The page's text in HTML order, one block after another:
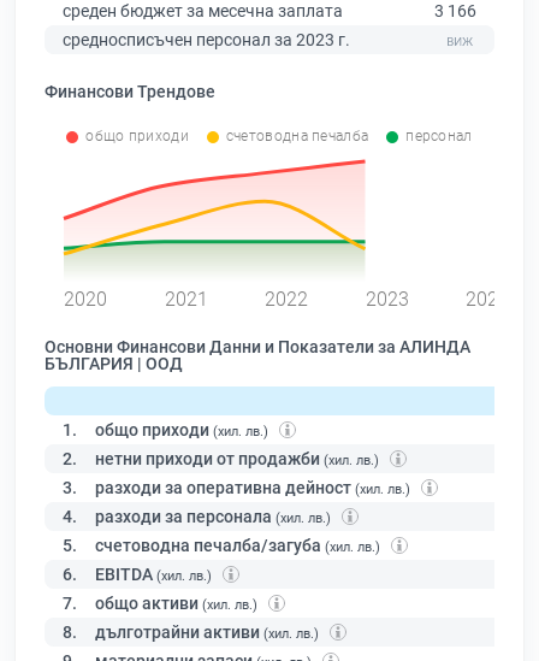
среден бюджет за месечна заплата
3 166
средносписъчен персонал за 2023 г.
Финансови Трендове
общо приходи счетоводна печалба персонал
2020 2021 2022 2023 2024
Основни Финансови Данни и Показатели за АЛИНДА
БЪЛГАРИЯ | ООД
1. общо приходи (хил. лв.)
2. нетни приходи от продажби (хил. лв.)
3. разходи за оперативна дейност (хил. лв.)
4. разходи за персонала (хил. лв.)
5. счетоводна печалба/загуба (хил. лв.)
6. EBITDA (хил. лв.)
7. общо активи (хил. лв.)
8. дълготрайни активи (хил. лв.)